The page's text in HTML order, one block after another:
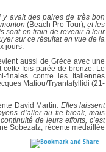
y avait des paires de très bon
(Beach Pro Tour), et les
sont en train de revenir à leur
sur ce résultat en vue de la
jours.
aussi de Grèce avec une
cette fois parée de bronze. Le
finales contre les Italiennes
Matiou/Tryantafyllidi (21-
David Martin. Elles laissent
d’aller au tie-break, mais
de leurs efforts, c’est
Sobezalz, récente médaillée